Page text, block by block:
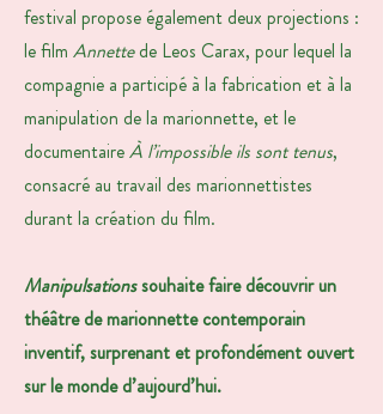
festival propose également deux projections :
le film Annettede Leos Carax, pour lequel la
compagnie a participé à la fabrication et à la
manipulation de la marionnette, et le
documentaireÀ l’impossible ils sont tenus,
consacré au travail des marionnettistes
durant la création du film.
Manipulsationssouhaite faire découvrir un
théâtre de marionnette contemporain
inventif, surprenant et profondément ouvert
sur le monde d’aujourd’hui.